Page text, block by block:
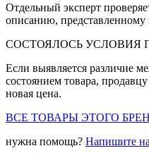
Отдельный эксперт
описанию, представленному
СОСТОЯЛОСЬ УСЛОВИЯ
Если выявляется различие
состоянием товара,
новая цена.
ВСЕ ТОВАРЫ ЭТОГО
нужна помощь? Напишите